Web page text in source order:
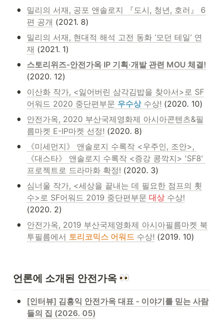
•
밀리의 서재, 공포 앤솔로지 『도시, 청년, 호러』 6
편 공개 (2021. 8)
•
밀리의 서재, 현대적 해석 고전 동화 ‘모던 테일’ 연
재 (2021. 1)
•
스토리위즈-안전가옥 IP 기획·개발 관련 MOU 체결!
(2020. 12)
•
이산화 작가, <잃어버린 삼각김밥을 찾아서>로 SF
어워드 2020 중단편부문 우수상 수상! (2020. 10)
•
안전가옥, 2020 부산국제영화제 아시아콘텐츠&필
름마켓 E-IP마켓 선정! (2020. 8)
•
《미세먼지》 앤솔로지 수록작 <우주인, 조안>,
《대스타》 앤솔로지 수록작 <증강 콩깍지> 'SF8'
프로젝트로 드라마화 확정! (2020. 3)
•
심너울 작가, <세상을 끝내는 데 필요한 점프의 횟
수>로 SF어워드 2019 중단편부문 대상 수상!
(2020. 2)
•
안전가옥, 2019 부산국제영화제 아시아필름마켓 북
투필름에서 토리코믹스 어워드 수상! (2019. 10)
언론에 소개된 안전가옥
•
[인터뷰] 김홍익 안전가옥 대표 - 이야기를 믿는 사람
들의 집 (2026. 05)